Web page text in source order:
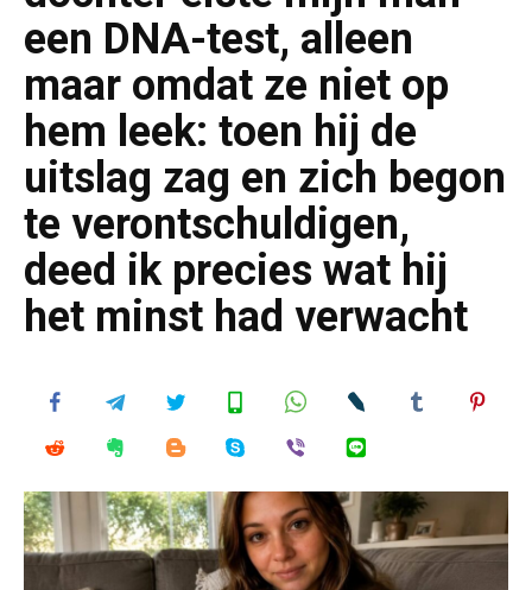
een DNA-test, alleen
maar omdat ze niet op
hem leek: toen hij de
uitslag zag en zich begon
te verontschuldigen,
deed ik precies wat hij
het minst had verwacht